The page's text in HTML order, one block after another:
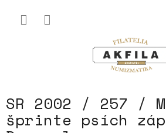
obsah
SR 2002 / 257 /
šprinte psích